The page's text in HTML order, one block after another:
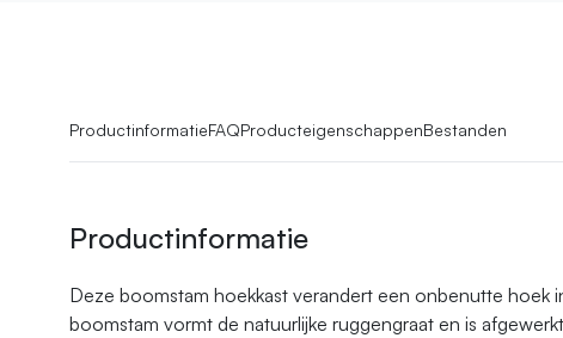
ProductinformatieFAQProducteigenschappenBestanden
Productinformatie
Deze boomstam hoekkast verandert een onbenutte hoek
boomstam vormt de natuurlijke ruggengraat en is